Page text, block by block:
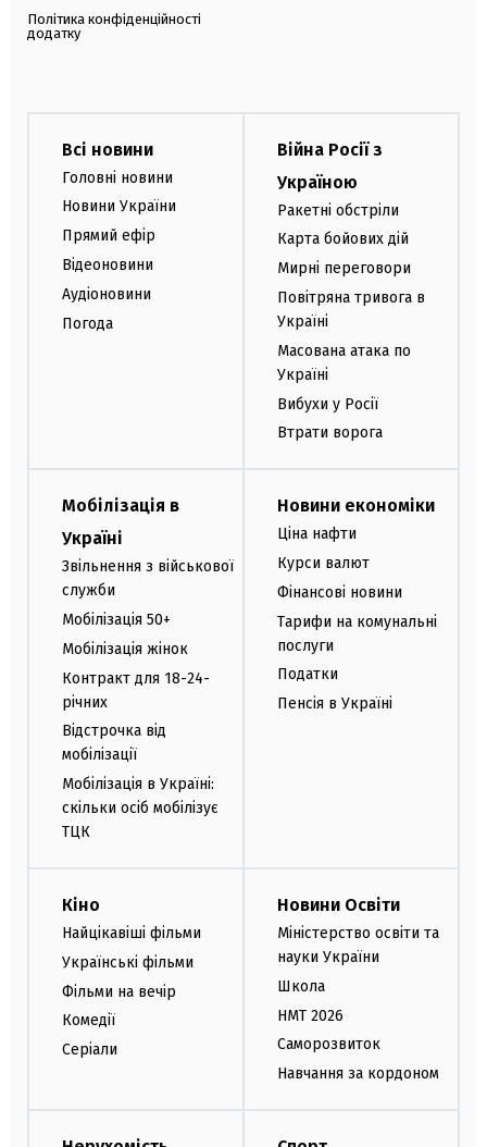
Політика конфіденційності
додатку
Всі новини
Головні новини
Новини України
Прямий ефір
Відеоновини
Аудіоновини
Погода
Війна Росії з
Україною
Ракетні обстріли
Карта бойових дій
Мирні переговори
Повітряна тривога в
Україні
Масована атака по
Україні
Вибухи у Росії
Втрати ворога
Мобілізація в
Україні
Звільнення з військової
служби
Мобілізація 50+
Мобілізація жінок
Контракт для 18-24-
річних
Відстрочка від
мобілізації
Мобілізація в Україні:
скільки осіб мобілізує
ТЦК
Новини економіки
Ціна нафти
Курси валют
Фінансові новини
Тарифи на комунальні
послуги
Податки
Пенсія в Україні
Кіно
Найцікавіші фільми
Українські фільми
Фільми на вечір
Комедії
Серіали
Новини Освіти
Міністерство освіти та
науки України
Школа
НМТ 2026
Саморозвиток
Навчання за кордоном